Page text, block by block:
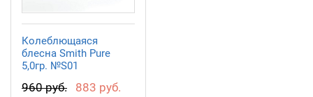
Колеблющаяся
блесна Smith Pure
5,0гр. №S01
960 руб. 883 руб.